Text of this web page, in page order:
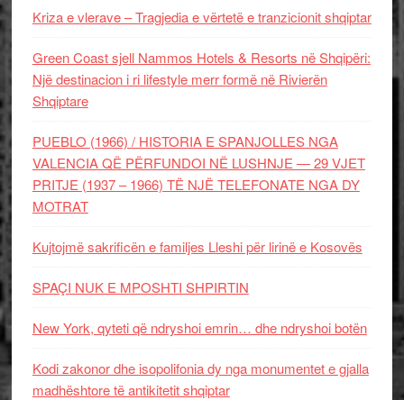
Kriza e vlerave – Tragjedia e vërtetë e tranzicionit shqiptar
Green Coast sjell Nammos Hotels & Resorts në Shqipëri:
Një destinacion i ri lifestyle merr formë në Rivierën
Shqiptare
PUEBLO (1966) / HISTORIA E SPANJOLLES NGA
VALENCIA QË PËRFUNDOI NË LUSHNJE — 29 VJET
PRITJE (1937 – 1966) TË NJË TELEFONATE NGA DY
MOTRAT
Kujtojmë sakrificën e familjes Lleshi për lirinë e Kosovës
SPAÇI NUK E MPOSHTI SHPIRTIN
New York, qyteti që ndryshoi emrin… dhe ndryshoi botën
Kodi zakonor dhe isopolifonia dy nga monumentet e gjalla
madhështore të antikitetit shqiptar